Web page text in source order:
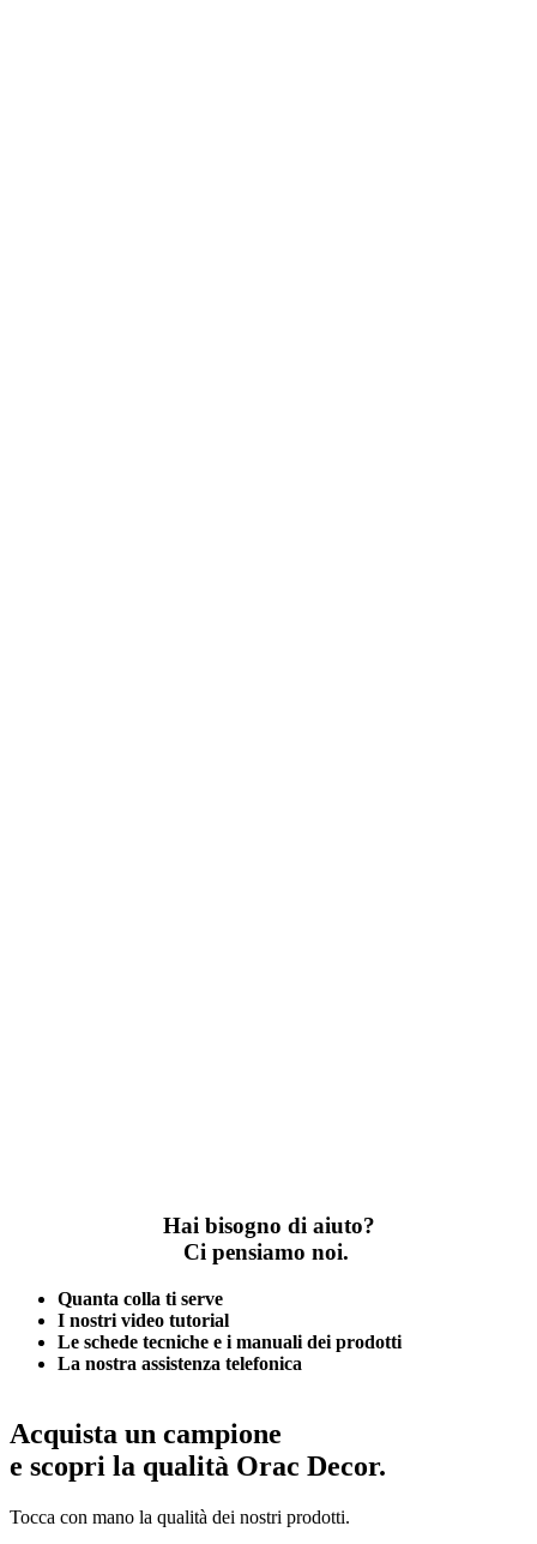
Hai bisogno di aiuto?
Ci pensiamo noi.
Quanta colla ti serve
I nostri video tutorial
Le schede tecniche e i manuali dei prodotti
La nostra assistenza telefonica
Acquista un campione
e scopri la qualità Orac Decor.
Tocca con mano la qualità dei nostri prodotti.